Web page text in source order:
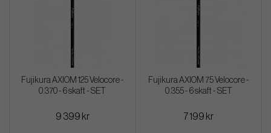
Fujikura AXIOM 125 Velocore -
0.370 - 6 skaft - SET
9 399 kr
Fujikura AXIOM 75 Velocore -
0.355 - 6 skaft - SET
7 199 kr